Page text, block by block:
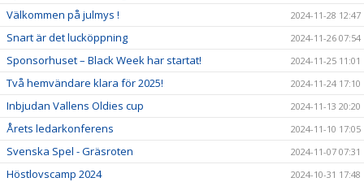
Välkommen på julmys ! 2024-11-28 12:47
Snart är det lucköppning 2024-11-26 07:54
Sponsorhuset – Black Week har startat! 2024-11-25 11:01
Två hemvändare klara för 2025! 2024-11-24 17:10
Inbjudan Vallens Oldies cup 2024-11-13 20:20
Årets ledarkonferens 2024-11-10 17:05
Svenska Spel - Gräsroten 2024-11-07 07:31
Höstlovscamp 2024 2024-10-31 17:48